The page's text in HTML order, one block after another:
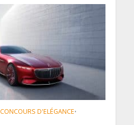
CONCOURS D'ELÉGANCE•